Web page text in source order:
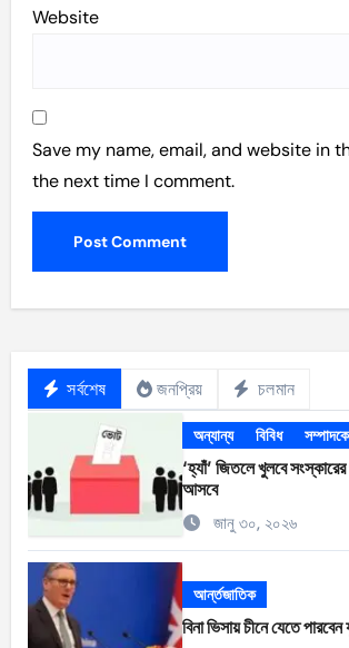
Website
Save my name, email, and website in
the next time I comment.
সর্বশেষ জনপ্রিয় চলমান
অন্যান্য বিবিধ
‘হ্যাঁ’ জিতলে খুলবে
আসবে
জানু ৩০, ২০২৬
আর্ন্তজাতিক
বিনা ভিসায় চীনে যেতে